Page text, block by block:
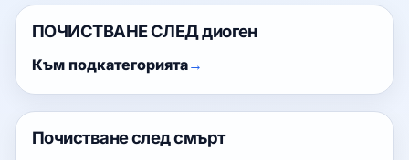
ПОЧИСТВАНЕ СЛЕД диоген
Към подкатегорията
Почистване след смърт